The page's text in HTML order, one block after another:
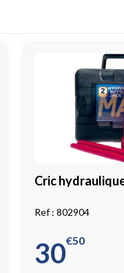
Cric
802904
30 50
€